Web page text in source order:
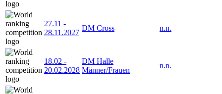
27.11 -
28.11.2027
DM Cross n.n.
18.02 -
20.02.2028
DM Halle
Männer/Frauen
n.n.